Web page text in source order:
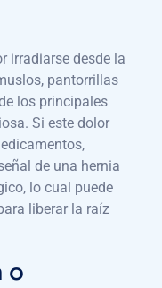
irradiarse desde la
pantorrillas
los principales
Si este dolor
de una hernia
lo cual puede
liberar la raíz
o